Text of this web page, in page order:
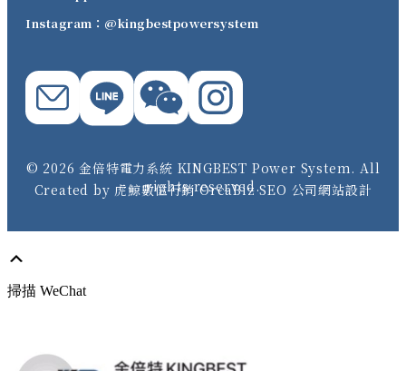
Instagram：@kingbestpowersystem
© 2026 金倍特電力系統 KINGBEST Power System. All
rights reserved.
Created by 虎鯨數位行銷 OrcaBiz SEO 公司網站設計
掃描 WeChat